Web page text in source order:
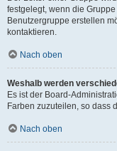
festgelegt, wenn die
Benutzergruppe erstellen
kontaktieren.
Nach oben
Weshalb werden
Es ist der Board-
Farben zuzuteilen, so dass
Nach oben